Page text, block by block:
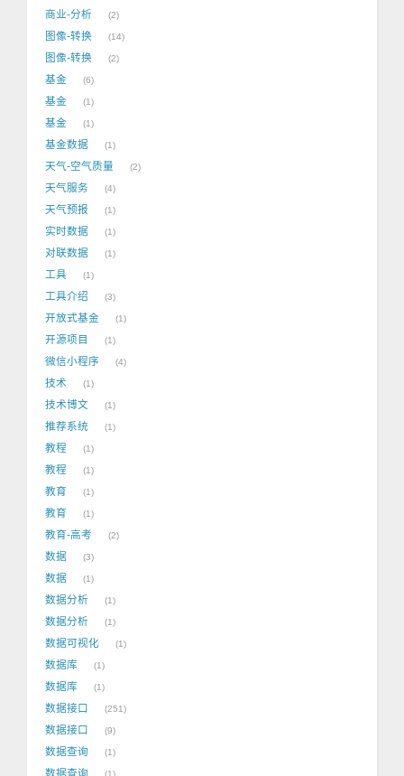
商业-分析 2
图像-转换 14
图像-转换 2
基金 6
基金 1
基金 1
基金数据 1
天气-空气质量 2
天气服务 4
天气预报 1
实时数据 1
对联数据 1
工具 1
工具介绍 3
开放式基金 1
开源项目 1
微信小程序 4
技术 1
技术博文 1
推荐系统 1
教程 1
教程 1
教育 1
教育 1
教育-高考 2
数据 3
数据 1
数据分析 1
数据分析 1
数据可视化 1
数据库 1
数据库 1
数据接口 251
数据接口 9
数据查询 1
数据查询 1